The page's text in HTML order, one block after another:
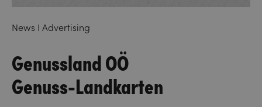
News I Advertising
Genussland OÖ
Genuss-Landkarten